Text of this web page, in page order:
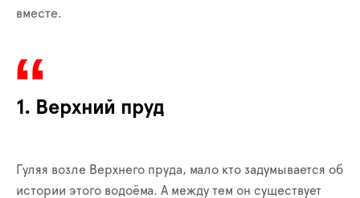
вместе.
1. Верхний пруд
Гуляя возле Верхнего пруда, мало кто задумывается об
истории этого водоёма. А между тем он существует